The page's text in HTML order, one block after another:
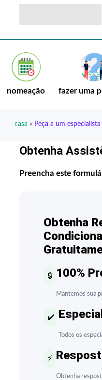
nomeação fazer uma
casa » Peça a um
Obtenha
Preencha este
Obtenha
🔒 100%
Mantemos sua
✔️
Todos os
⚡
Obtenha